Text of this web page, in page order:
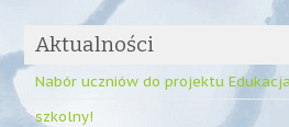
Aktualności
Nabór uczniów do projektu
szkolny!